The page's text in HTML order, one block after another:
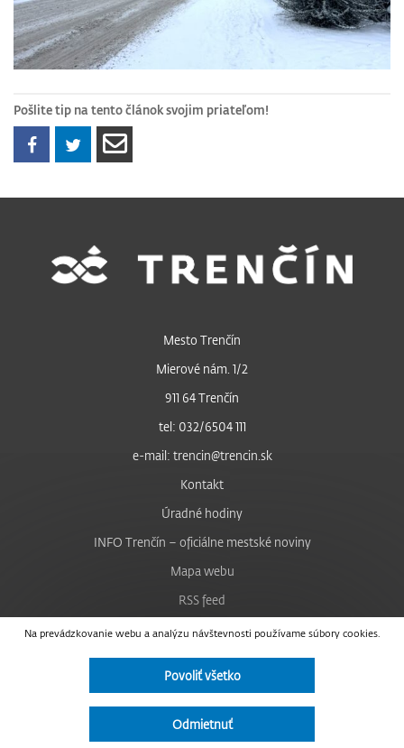
Pošlite tip na tento článok svojim priateľom!
Na prevádzkovanie webu a analýzu návštevnosti používame súbory cookies.
Povoliť všetko
Odmietnuť
Mesto Trenčín
Mierové nám. 1/2
911 64 Trenčín
tel: 032/6504 111
e-mail: trencin@trencin.sk
Kontakt
Úradné hodiny
INFO Trenčín – oficiálne mestské noviny
Mapa webu
RSS feed
Nastavenie cookies
Facebook
Instagram
Vyhlásenie o prístupnosti